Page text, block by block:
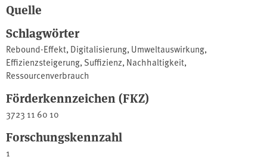
Quelle
Schlagwörter
Rebound-Effekt,Digitalisierung,Umweltauswirkung,
Effizienzsteigerung,Suffizienz,Nachhaltigkeit,
Ressourcenverbrauch
Förderkennzeichen (FKZ)
3723 11 60 10
Forschungskennzahl
1